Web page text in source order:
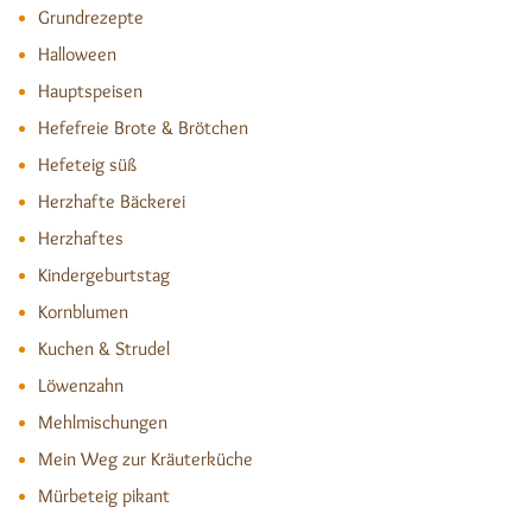
Grundrezepte
Halloween
Hauptspeisen
Hefefreie Brote & Brötchen
Hefeteig süß
Herzhafte Bäckerei
Herzhaftes
Kindergeburtstag
Kornblumen
Kuchen & Strudel
Löwenzahn
Mehlmischungen
Mein Weg zur Kräuterküche
Mürbeteig pikant